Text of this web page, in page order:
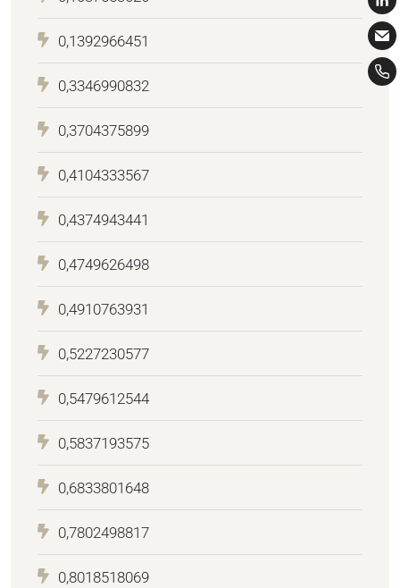
0,1392966451
0,3346990832
0,3704375899
0,4104333567
0,4374943441
0,4749626498
0,4910763931
0,5227230577
0,5479612544
0,5837193575
0,6833801648
0,7802498817
0,8018518069